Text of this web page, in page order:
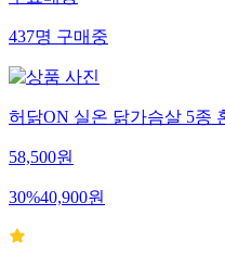
무료배송
437명구매중
허닭ON 실온 닭가슴살 5종
58,500원
30%40,900원